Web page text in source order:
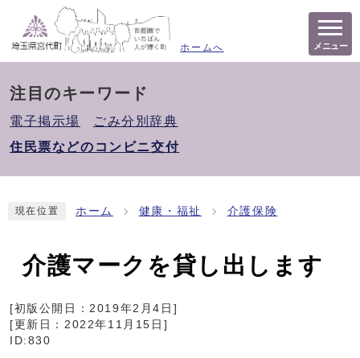
ホームへ メニュー
注目のキーワード
電子掲示場
ごみ分別辞典
住民票などのコンビニ交付
現在位置 ホーム 健康・福祉 介護保険
介護マークを貸し出します
[初版公開日：2019年2月4日 ]
[更新日： 2022年11月15日 ]
ID:830